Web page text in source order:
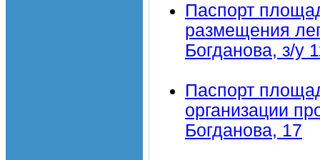
Паспорт
размещения
Богданова, з/у
Паспорт
организации
Богданова, 17